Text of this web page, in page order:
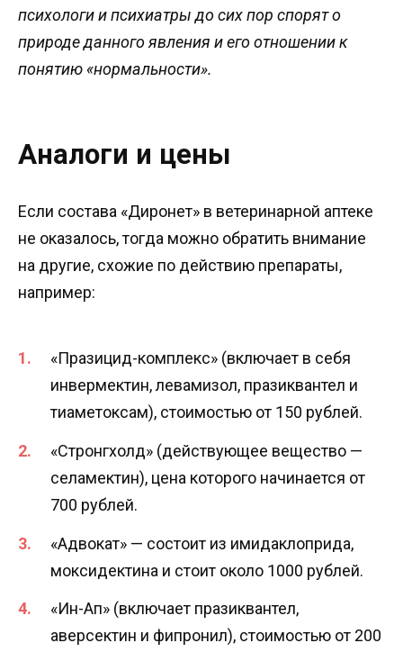
психологи и психиатры до сих пор спорят о
природе данного явления и его отношении к
понятию «нормальности».
Аналоги и цены
Если состава «Диронет» в ветеринарной аптеке
не оказалось, тогда можно обратить внимание
на другие, схожие по действию препараты,
например:
«Празицид-комплекс» (включает в себя
инвермектин, левамизол, празиквантел и
тиаметоксам), стоимостью от 150 рублей.
«Стронгхолд» (действующее вещество —
селамектин), цена которого начинается от
700 рублей.
«Адвокат» — состоит из имидаклоприда,
моксидектина и стоит около 1000 рублей.
«Ин-Ап» (включает празиквантел,
аверсектин и фипронил), стоимостью от 200